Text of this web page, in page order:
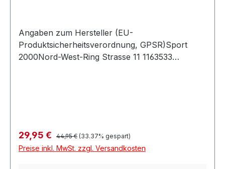
Angaben zum Hersteller (EU-
Produktsicherheitsverordnung, GPSR)Sport
2000Nord-West-Ring Strasse 11 1163533
Verkaufspreis:
29,95 € Regulärer Preis:
44,95 € (33.37% gespart)
Preise inkl. MwSt. zzgl. Versandkosten